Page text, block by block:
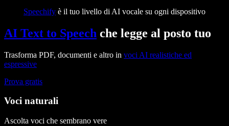
Speechify è il tuo livello di AI vocale su ogni dispositivo
AI Text to Speech che legge al posto tuo
Trasforma PDF, documenti e altro in voci AI realistiche ed
espressive
Prova gratis
Voci naturali
Ascolta voci che sembrano vere